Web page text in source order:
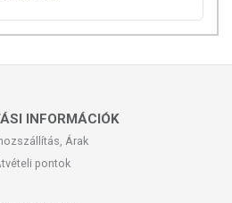
INFORMÁCIÓK
Árak
pontok